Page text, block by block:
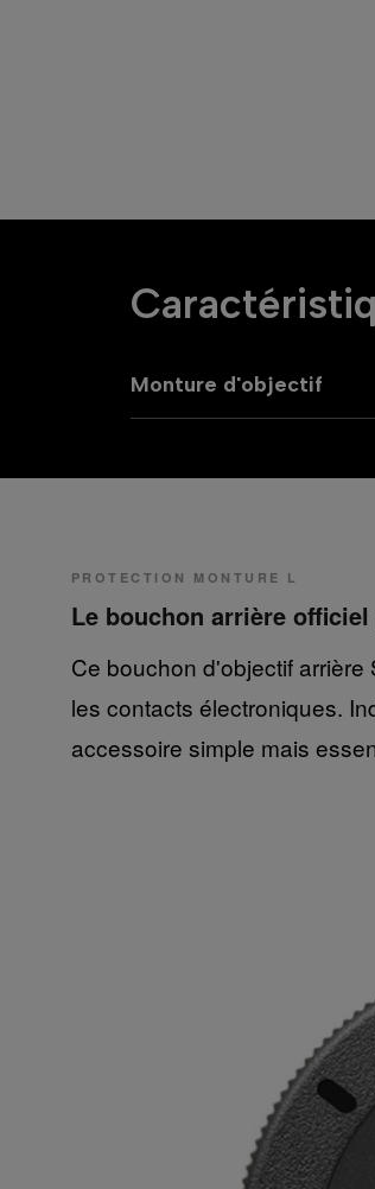
Monture d'objectif
PROTECTION MONTURE L
Le bouchon arrière
Ce bouchon d'objectif
les contacts électroniques.
accessoire simple mais